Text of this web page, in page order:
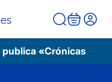
viaje a La Habana», de Miguel Gil Casares